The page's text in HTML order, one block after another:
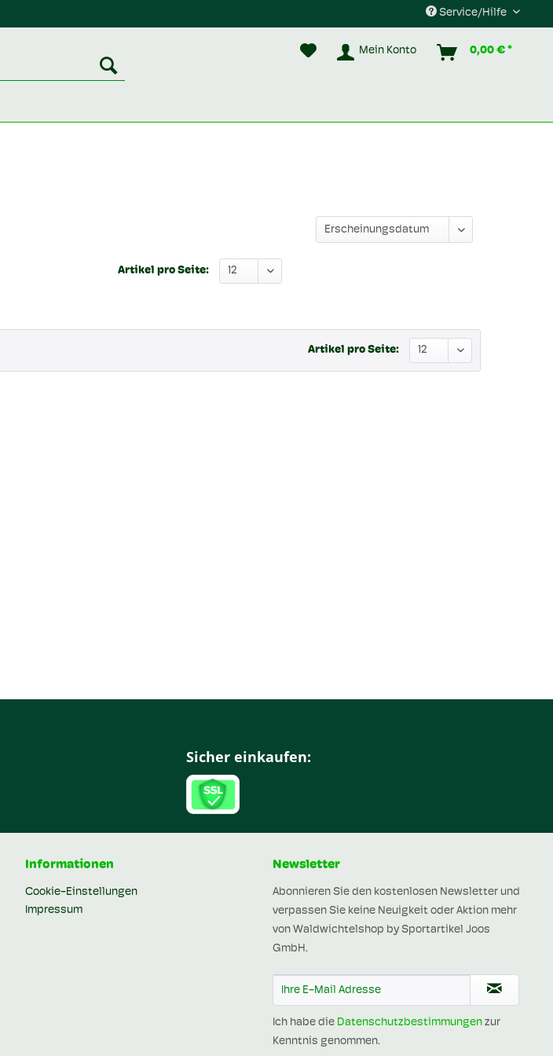
Service/Hilfe
Mein Konto 0,00 € *
Artikel pro Seite:
Artikel pro Seite:
Sicher einkaufen:
Informationen
Cookie-Einstellungen
Impressum
Newsletter
Abonnieren Sie den kostenlosen Newsletter und
verpassen Sie keine Neuigkeit oder Aktion mehr
von Waldwichtelshop by Sportartikel Joos
GmbH.
Ich habe die Datenschutzbestimmungen zur
Kenntnis genommen.